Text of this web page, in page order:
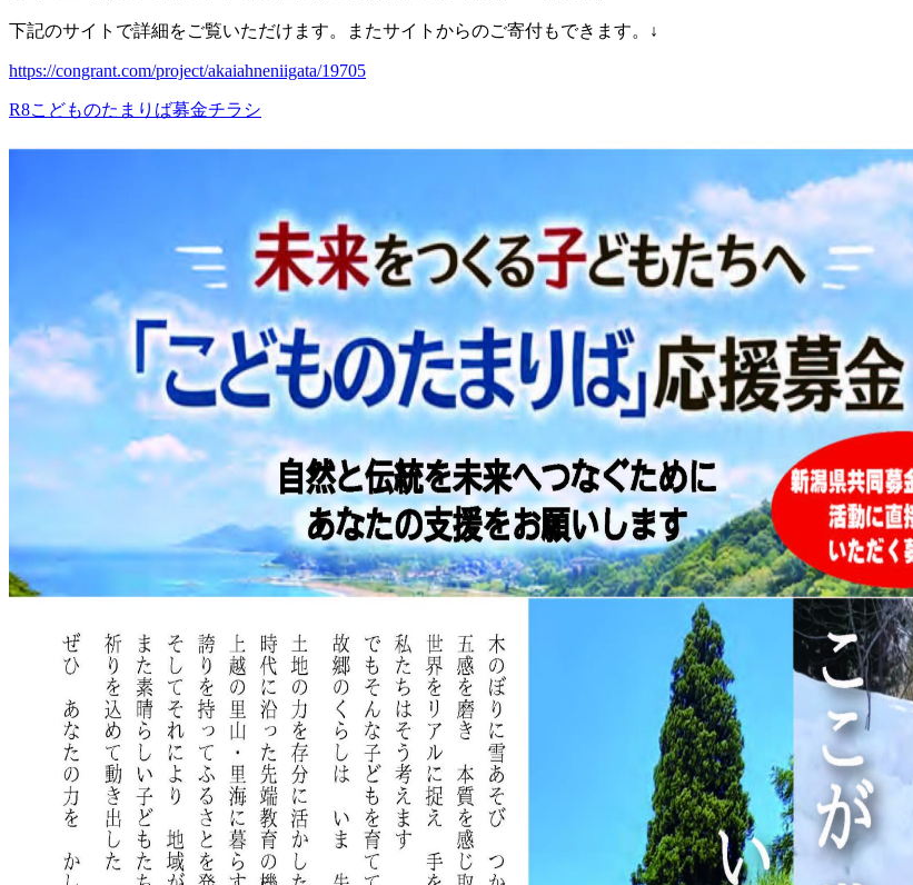
下記のサイトで詳細をご覧いただけます。またサイトからのご寄付もできます。↓
https://congrant.com/project/akaiahneniigata/19705
R8こどものたまりば募金チラシ